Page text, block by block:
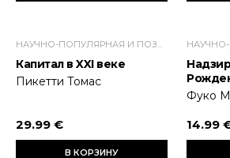
НАУЧНО-ПОПУЛЯРНАЯ И ПОЗНАВАТЕЛЬНАЯ ЛИТЕРАТУРА
Капитал в XXI веке
Пикетти Томас
29.99 €
В КОРЗИНУ
Фуко
14.99